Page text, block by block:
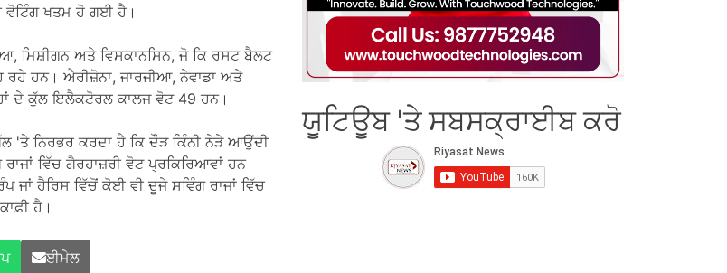
ਵੋਟਿੰਗ ਖਤਮ ਹੋ ਗਈ ਹੈ।
ਮਿਸ਼ੀਗਨ ਅਤੇ ਵਿਸਕਾਨਸਿਨ, ਜੋ ਕਿ ਰਸਟ ਬੈਲਟ
ਰਹੇ ਹਨ। ਐਰੀਜ਼ੋਨਾ, ਜਾਰਜੀਆ, ਨੇਵਾਡਾ ਅਤੇ
ਦੇ ਕੁੱਲ ਇਲੈਕਟੋਰਲ ਕਾਲਜ ਵੋਟ 49 ਹਨ।
ਨਿਰਭਰ ਕਰਦਾ ਹੈ ਕਿ ਦੌੜ ਕਿੰਨੀ ਨੇੜੇ ਆਉਂਦੀ
ਵਿੱਚ ਗੈਰਹਾਜ਼ਰੀ ਵੋਟ ਪ੍ਰਕਿਰਿਆਵਾਂ ਹਨ
ਹੈਰਿਸ ਵਿੱਚੋਂ ਕੋਈ ਵੀ ਦੂਜੇ ਸਵਿੰਗ ਰਾਜਾਂ ਵਿੱਚ
ਹੈ।
ਈਮੇਲ
ਯੂਟਿਊਬ 'ਤੇ ਸਬਸਕ੍ਰਾਈਬ ਕਰੋ